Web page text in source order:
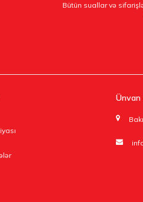
Bütün suallar və